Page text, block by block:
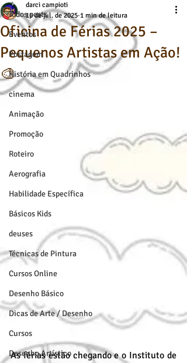
Todos posts
Eventos
Postagem
História em Quadrinhos
cinema
Animação
Promoção
Roteiro
Aerografia
Habilidade Específica
Básicos Kids
deuses
Técnicas de Pintura
Cursos Online
Desenho Básico
Dicas de Arte / Desenho
Cursos
Desenho Artístico
Oficina de Férias 2025 –
Pequenos Artistas em Ação!
🎨
darci campioti
16 de jul. de 2025 1 min de leitura
As férias estão chegando e o Instituto de